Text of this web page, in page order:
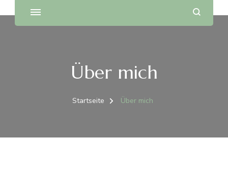
Über mich
Startseite Über mich